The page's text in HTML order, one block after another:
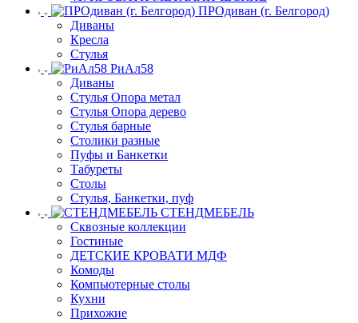
ПРОдиван (г. Белгород)
Диваны
Кресла
Стулья
РиАл58
Диваны
Стулья Опора метал
Стулья Опора дерево
Стулья барные
Столики разные
Пуфы и Банкетки
Табуреты
Столы
Стулья, Банкетки, пуф
СТЕНДМЕБЕЛЬ
Сквозные коллекции
Гостиные
ДЕТСКИЕ КРОВАТИ МДФ
Комоды
Компьютерные столы
Кухни
Прихожие